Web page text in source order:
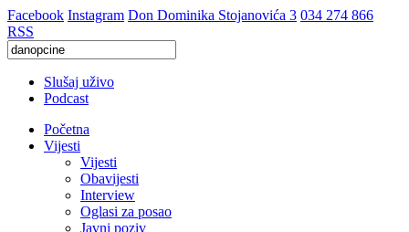
Facebook Instagram Don Dominika Stojanovića 3 034 274 866
RSS
Slušaj uživo
Podcast
Početna
Vijesti
Vijesti
Obavijesti
Interview
Oglasi za posao
Javni poziv